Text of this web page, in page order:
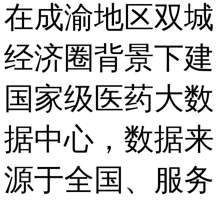
在成渝地区双城
经济圈背景下建
国家级医药大数
据中心，数据来
源于全国、服务